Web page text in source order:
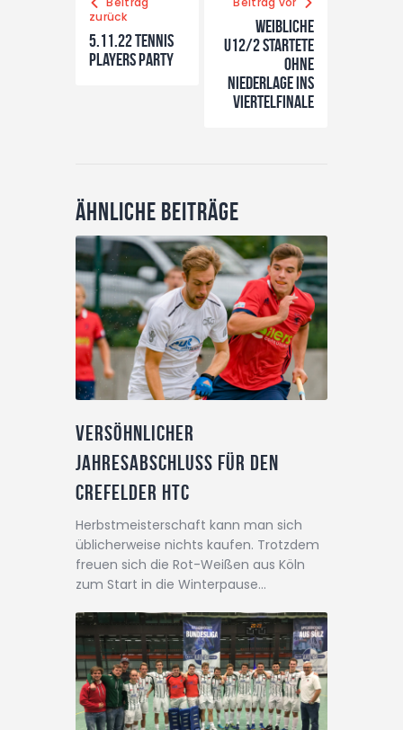
zurück
5.11.22 Tennis
Players Party
Weibliche
u12/2 startete
ohne
Niederlage ins
Viertelfinale
Ähnliche Beiträge
Versöhnlicher
Jahresabschluss für den
Crefelder HTC
Herbstmeisterschaft kann man sich
üblicherweise nichts kaufen. Trotzdem
freuen sich die Rot-Weißen aus Köln
zum Start in die Winterpause…